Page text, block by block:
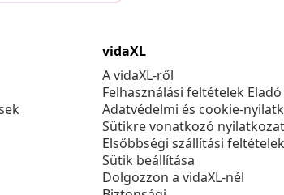
vidaXL
A vidaXL-ről
Felhasználási feltételek Eladó
Adatvédelmi és cookie-
Sütikre vonatkozó nyilatkozat
Elsőbbségi szállítási feltételek
Sütik beállítása
Dolgozzon a vidaXL-nél